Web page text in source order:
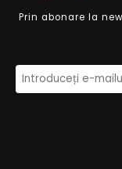
Prin abonare la